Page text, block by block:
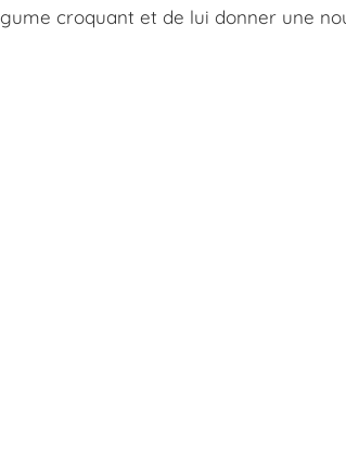
croquant et de lui donner une